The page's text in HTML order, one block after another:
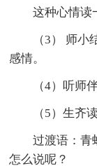
这种心情读
（3） 师
感情。
（4）听师
（5）生齐读
过渡语：青
怎么说呢？